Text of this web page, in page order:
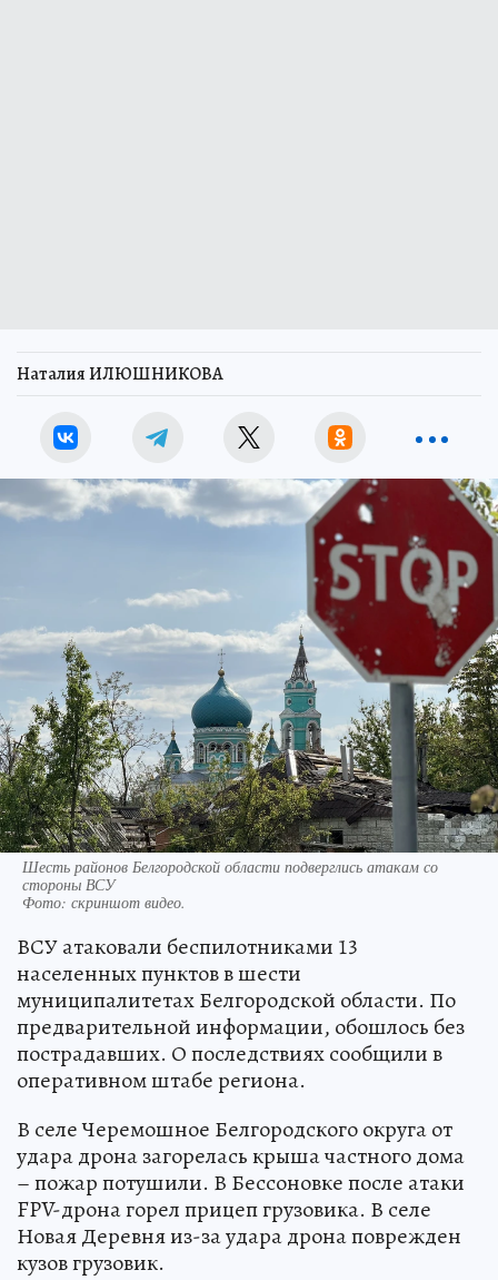
Наталия ИЛЮШНИКОВА
Шесть районов Белгородской области подверглись атакам со
стороны ВСУ
Фото: скриншот видео.
ВСУ атаковали беспилотниками 13
населенных пунктов в шести
муниципалитетах Белгородской области. По
предварительной информации, обошлось без
пострадавших. О последствиях сообщили в
оперативном штабе региона.
В селе Черемошное Белгородского округа от
удара дрона загорелась крыша частного дома
– пожар потушили. В Бессоновке после атаки
FPV-дрона горел прицеп грузовика. В селе
Новая Деревня из-за удара дрона поврежден
кузов грузовик.